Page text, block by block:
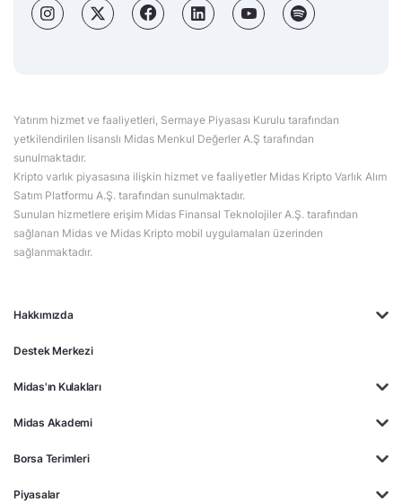
Hakkımızda
Destek Merkezi
Midas'ın Kulakları
Midas Akademi
Borsa Terimleri
Piyasalar
Yatırım hizmet ve faaliyetleri, Sermaye Piyasası Kurulu tarafından
yetkilendirilen lisanslı Midas Menkul Değerler A.Ş tarafından
sunulmaktadır.
Kripto varlık piyasasına ilişkin hizmet ve faaliyetler Midas Kripto Varlık Alım
Satım Platformu A.Ş. tarafından sunulmaktadır.
Sunulan hizmetlere erişim Midas Finansal Teknolojiler A.Ş. tarafından
sağlanan Midas ve Midas Kripto mobil uygulamaları üzerinden
sağlanmaktadır.